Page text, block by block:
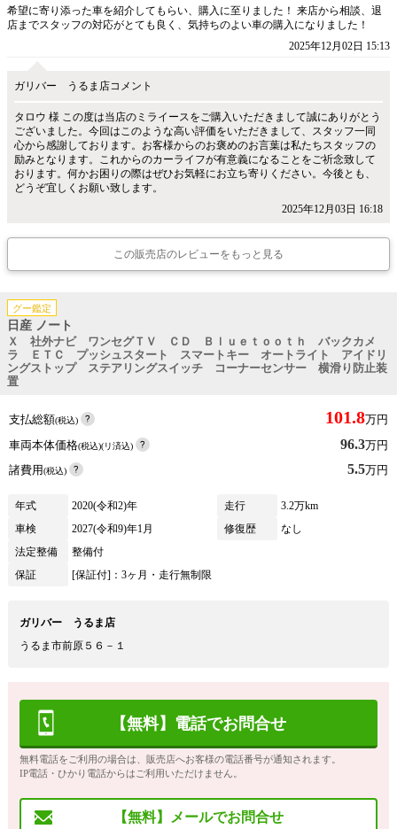
希望に寄り添った車を紹介してもらい、購入に至りました！ 来店から相談、退
店までスタッフの対応がとても良く、気持ちのよい車の購入になりました！
2025年12月02日 15:13
ガリバー うるま店コメント
タロウ 様 この度は当店のミライースをご購入いただきまして誠にありがとう
ございました。今回はこのような高い評価をいただきまして、スタッフ一同
心から感謝しております。お客様からのお褒めのお言葉は私たちスタッフの
励みとなります。これからのカーライフが有意義になることをご祈念致して
おります。何かお困りの際はぜひお気軽にお立ち寄りください。今後とも、
どうぞ宜しくお願い致します。
2025年12月03日 16:18
この販売店のレビューをもっと見る
グー鑑定
日産 ノート
Ｘ 社外ナビ ワンセグＴＶ ＣＤ Ｂｌｕｅｔｏｏｔｈ バックカメ
ラ ＥＴＣ プッシュスタート スマートキー オートライト アイドリ
ングストップ ステアリングスイッチ コーナーセンサー 横滑り防止装
置
支払総額(税込) 101.8万円
車両本体価格(税込)(リ済込) 96.3万円
諸費用(税込) 5.5万円
年式 2020(令和2)年 走行
3.2万km
車検
2027(令和9)年1月 修復歴
なし
法定整備
整備付
保証
[保証付]：3ヶ月・走行無制限
ガリバー うるま店
うるま市前原５６－１
【無料】電話でお問合せ
無料電話をご利用の場合は、販売店へお客様の電話番号が通知されます。
IP電話・ひかり電話からはご利用いただけません。
【無料】メールでお問合せ